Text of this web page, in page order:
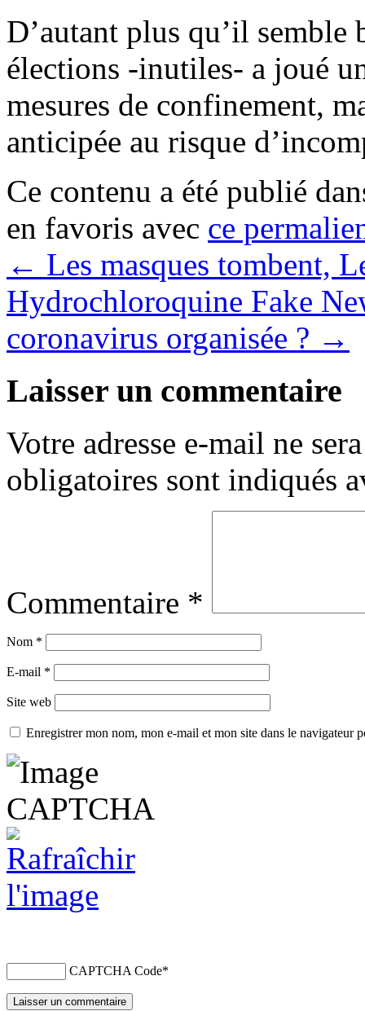
D’autant plus qu’il semble
élections -inutiles- a joué
mesures de confinement,
anticipée au risque
Ce contenu a été publié
en favoris avec ce
← Les masques tombent,
Hydrochloroquine Fake
coronavirus organisée ? →
Laisser un commentaire
Votre adresse e-mail ne
obligatoires sont indiqués
Commentaire *
Nom *
E-mail *
Site web
Enregistrer mon nom, mon e-mail et mon site dans le navigateur
CAPTCHA Code*